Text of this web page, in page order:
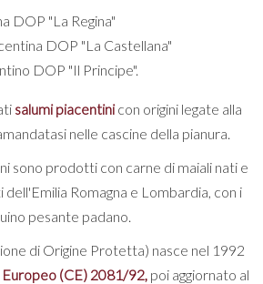
DOP "La Regina"
DOP "La Castellana"
DOP "Il Principe".
salumi piacentinicon origini legate alla
nelle cascine della pianura.
sono prodotti con carne di maiali nati e
Romagna e Lombardia, con i
pesante padano.
di Origine Protetta) nasce nel 1992
Europeo (CE) 2081/92, poi aggiornato al